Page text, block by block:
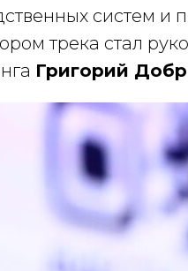
систем и
трека стал
Григорий